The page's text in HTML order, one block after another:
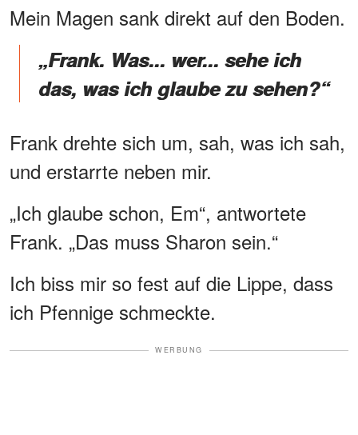
Mein Magen sank direkt auf den Boden.
„Frank. Was... wer... sehe ich
das, was ich glaube zu sehen?“
Frank drehte sich um, sah, was ich sah,
und erstarrte neben mir.
„Ich glaube schon, Em“, antwortete
Frank. „Das muss Sharon sein.“
Ich biss mir so fest auf die Lippe, dass
ich Pfennige schmeckte.
WERBUNG